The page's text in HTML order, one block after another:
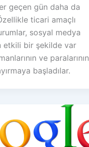
geçen gün daha da
ticari amaçlı
sosyal medya
etkili bir şekilde var
ve paralarının
başladılar.